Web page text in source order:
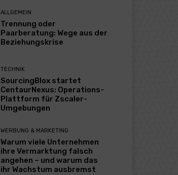
ALLGEMEIN
Trennung oder
Paarberatung: Wege aus der
Beziehungskrise
TECHNIK
SourcingBlox startet
CentaurNexus: Operations-
Plattform für Zscaler-
Umgebungen
WERBUNG & MARKETING
Warum viele Unternehmen
ihre Vermarktung falsch
angehen – und warum das
ihr Wachstum ausbremst